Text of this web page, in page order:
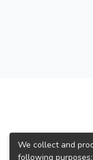
We collect and
following purposes: